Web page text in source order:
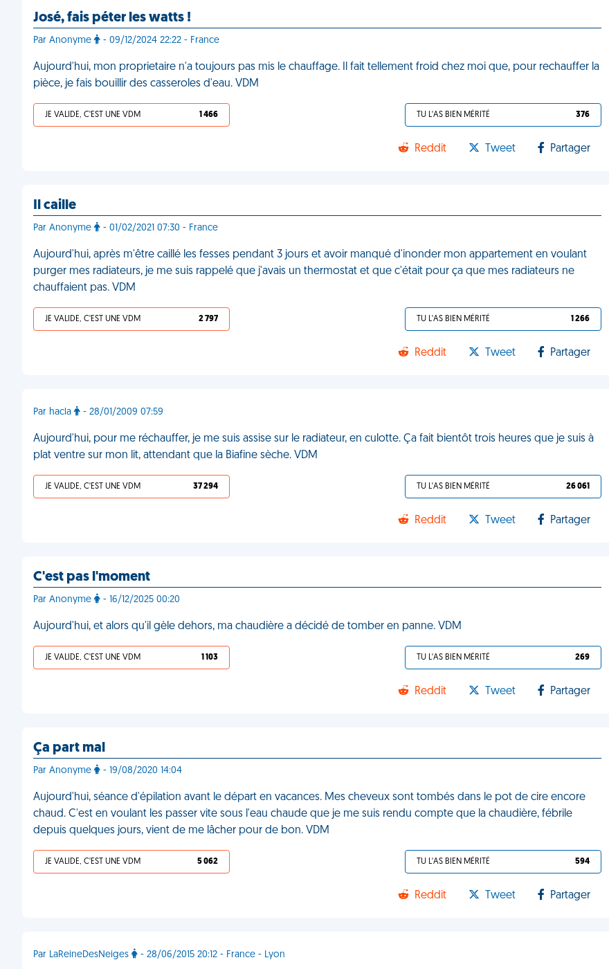
José, fais péter les watts !
Par Anonyme - 09/12/2024 22:22 - France
Aujourd'hui, mon proprietaire n'a toujours pas mis le chauffage. Il fait tellement froid chez moi que, pour rechauffer la
pièce, je fais bouillir des casseroles d'eau. VDM
JE VALIDE, C'EST UNE VDM 1 466 TU L'AS BIEN MÉRITÉ 376
Reddit Tweet Partager
Il caille
Par Anonyme - 01/02/2021 07:30 - France
Aujourd'hui, après m'être caillé les fesses pendant 3 jours et avoir manqué d'inonder mon appartement en voulant
purger mes radiateurs, je me suis rappelé que j'avais un thermostat et que c'était pour ça que mes radiateurs ne
chauffaient pas. VDM
JE VALIDE, C'EST UNE VDM 2 797 TU L'AS BIEN MÉRITÉ 1 266
Reddit Tweet Partager
Par hacla - 28/01/2009 07:59
Aujourd'hui, pour me réchauffer, je me suis assise sur le radiateur, en culotte. Ça fait bientôt trois heures que je suis à
plat ventre sur mon lit, attendant que la Biafine sèche. VDM
JE VALIDE, C'EST UNE VDM 37 294 TU L'AS BIEN MÉRITÉ 26 061
Reddit Tweet Partager
C'est pas l'moment
Par Anonyme - 16/12/2025 00:20
Aujourd'hui, et alors qu'il gèle dehors, ma chaudière a décidé de tomber en panne. VDM
JE VALIDE, C'EST UNE VDM 1 103 TU L'AS BIEN MÉRITÉ 269
Reddit Tweet Partager
Ça part mal
Par Anonyme - 19/08/2020 14:04
Aujourd'hui, séance d'épilation avant le départ en vacances. Mes cheveux sont tombés dans le pot de cire encore
chaud. C'est en voulant les passer vite sous l'eau chaude que je me suis rendu compte que la chaudière, fébrile
depuis quelques jours, vient de me lâcher pour de bon. VDM
JE VALIDE, C'EST UNE VDM 5 062 TU L'AS BIEN MÉRITÉ 594
Reddit Tweet Partager
Par LaReineDesNeiges - 28/06/2015 20:12 - France - Lyon